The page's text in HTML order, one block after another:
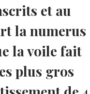
et au
la numerus
la voile fait
plus gros